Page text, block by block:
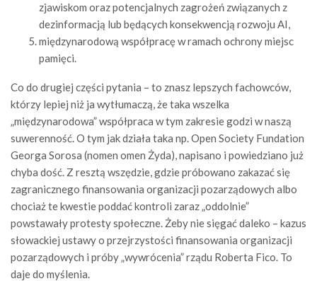
zjawiskom oraz potencjalnych zagrożeń związanych z
dezinformacją lub będących konsekwencją rozwoju AI,
międzynarodową współpracę w ramach ochrony miejsc
pamięci.
Co do drugiej części pytania – to znasz lepszych fachowców,
którzy lepiej niż ja wytłumaczą, że taka wszelka
„międzynarodowa” współpraca w tym zakresie godzi w naszą
suwerenność. O tym jak działa taka np. Open Society Fundation
Georga Sorosa (nomen omen Żyda), napisano i powiedziano już
chyba dość. Z resztą wszędzie, gdzie próbowano zakazać się
zagranicznego finansowania organizacji pozarządowych albo
chociaż te kwestie poddać kontroli zaraz „oddolnie”
powstawały protesty społeczne. Żeby nie sięgać daleko – kazus
słowackiej ustawy o przejrzystości finansowania organizacji
pozarządowych i próby „wywrócenia” rządu Roberta Fico. To
daje do myślenia.